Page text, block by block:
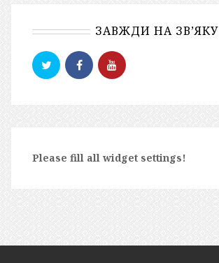
ЗАВЖДИ НА ЗВ’ЯКУ
Please fill all widget settings!